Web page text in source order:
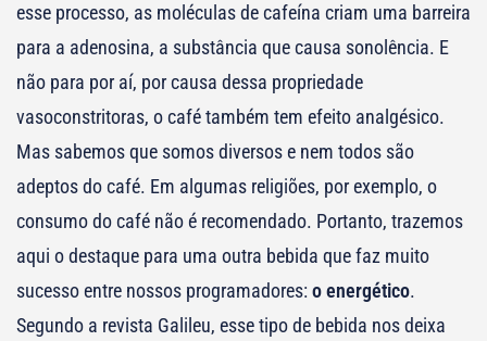
esse processo, as moléculas de cafeína criam uma barreira
para a adenosina, a substância que causa sonolência. E
não para por aí, por causa dessa propriedade
vasoconstritoras, o café também tem efeito analgésico.
Mas sabemos que somos diversos e nem todos são
adeptos do café. Em algumas religiões, por exemplo, o
consumo do café não é recomendado. Portanto, trazemos
aqui o destaque para uma outra bebida que faz muito
sucesso entre nossos programadores: o energético.
Segundo a revista Galileu, esse tipo de bebida nos deixa